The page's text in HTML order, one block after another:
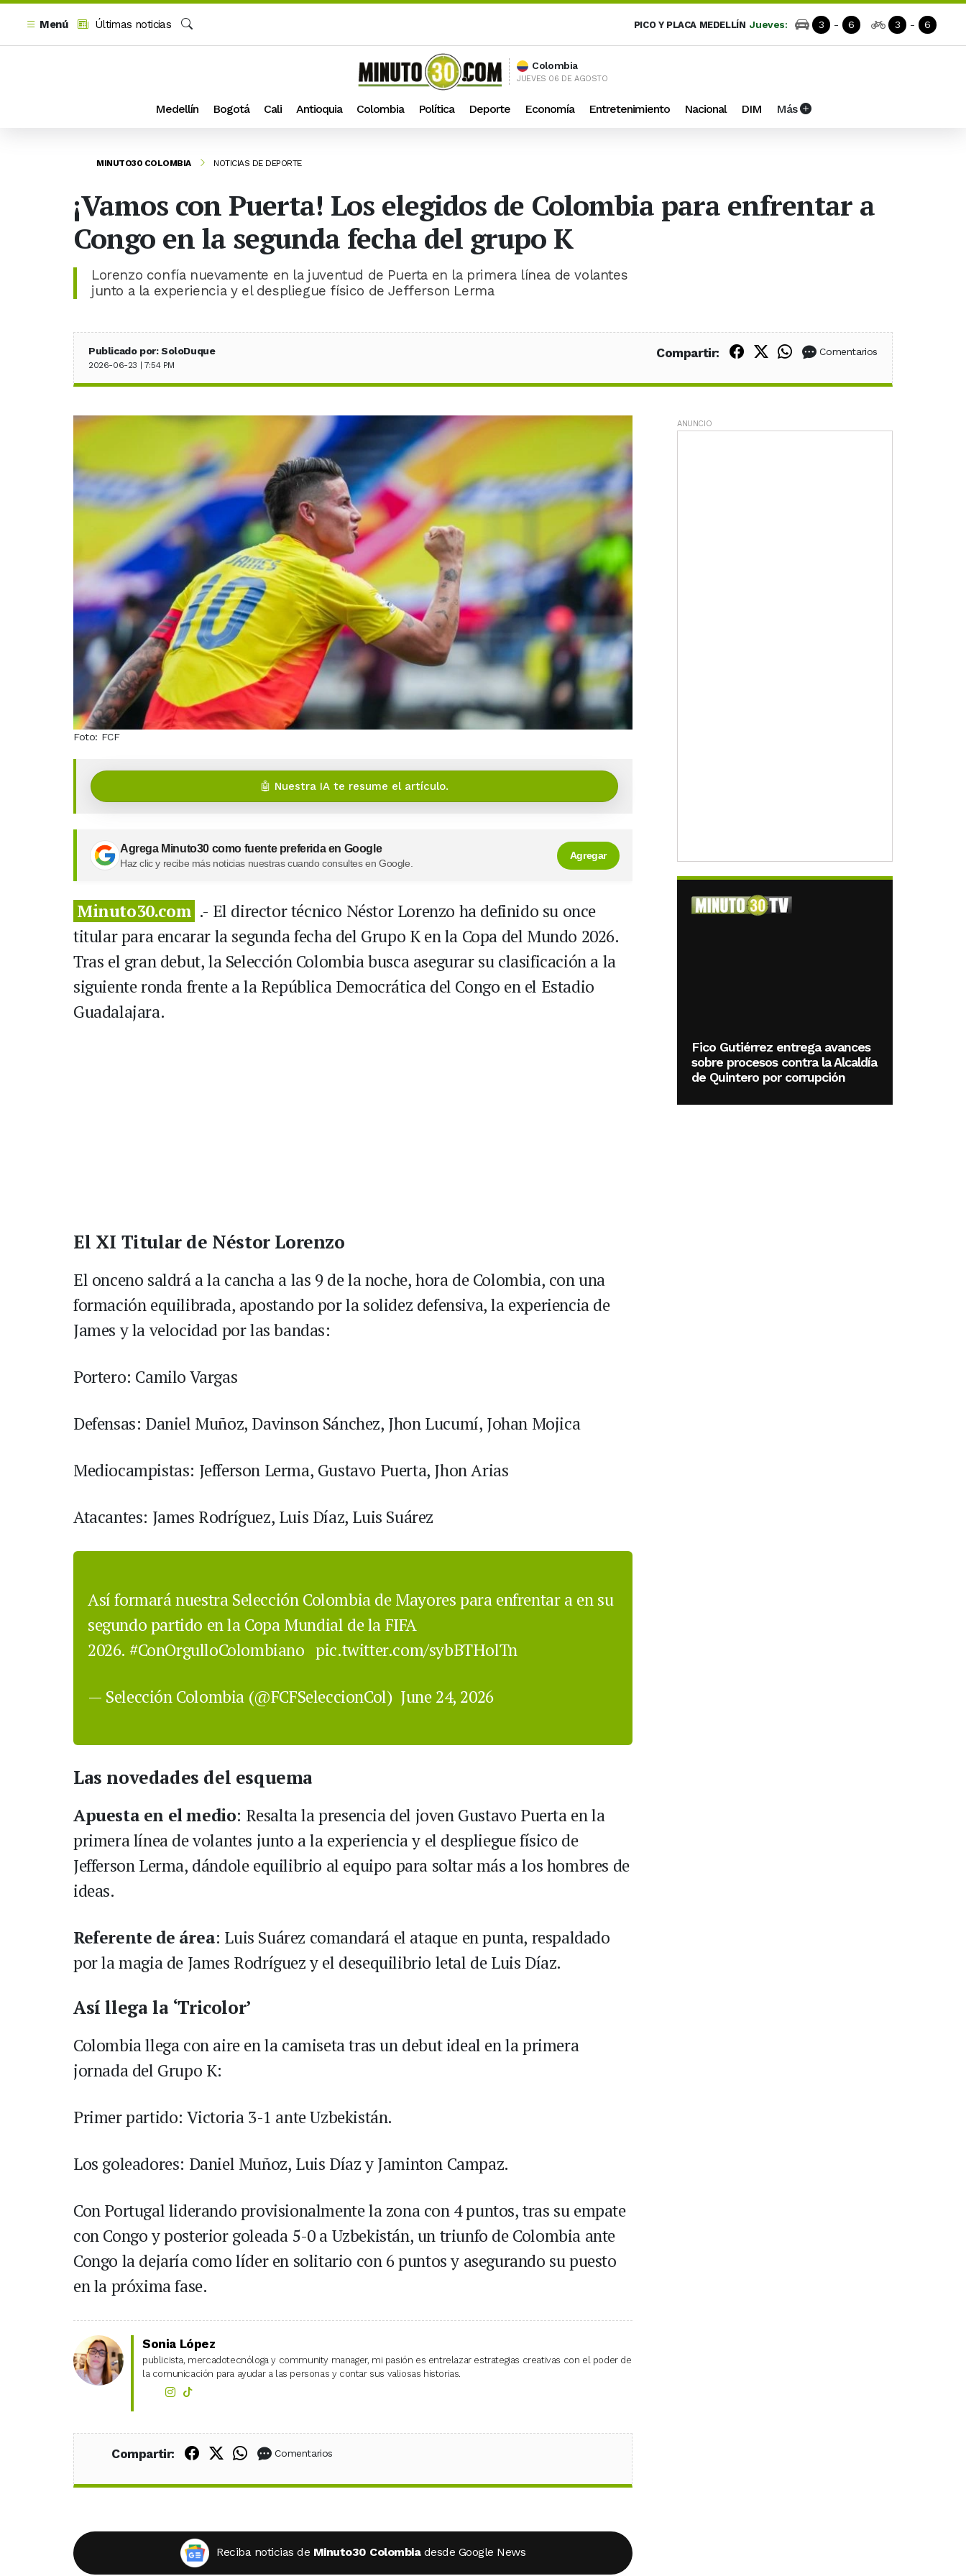
Menú
Últimas noticias
PICO Y PLACA MEDELLÍN Jueves: 3 - 6 3 - 6
Colombia
JUEVES 06 DE AGOSTO
Medellín Bogotá Cali Antioquia Colombia Política Deporte Economía Entretenimiento Nacional DIM Más
MINUTO30 COLOMBIA NOTICIAS DE DEPORTE
¡Vamos con Puerta! Los elegidos de Colombia para enfrentar a
Congo en la segunda fecha del grupo K
Lorenzo confía nuevamente en la juventud de Puerta en la primera línea de volantes
junto a la experiencia y el despliegue físico de Jefferson Lerma
Publicado por: SoloDuque
2026-06-23 | 7:54 PM
Compartir: Compartir en Facebook
Compartir en X (Twitter)
Compartir en WhatsApp
Comentarios
Foto: FCF
🤖 Nuestra IA te resume el artículo.
Agrega Minuto30 como fuente preferida en Google
Haz clic y recibe más noticias nuestras cuando consultes en Google.
Agregar
Minuto30.com .- El director técnico Néstor Lorenzo ha definido su once
titular para encarar la segunda fecha del Grupo K en la Copa del Mundo 2026.
Tras el gran debut, la Selección Colombia busca asegurar su clasificación a la
siguiente ronda frente a la República Democrática del Congo en el Estadio
Guadalajara.
El XI Titular de Néstor Lorenzo
El onceno saldrá a la cancha a las 9 de la noche, hora de Colombia, con una
formación equilibrada, apostando por la solidez defensiva, la experiencia de
James y la velocidad por las bandas:
Portero: Camilo Vargas
Defensas: Daniel Muñoz, Davinson Sánchez, Jhon Lucumí, Johan Mojica
Mediocampistas: Jefferson Lerma, Gustavo Puerta, Jhon Arias
Atacantes: James Rodríguez, Luis Díaz, Luis Suárez
Así formará nuestra Selección Colombia de Mayores para enfrentar a en su
segundo partido en la Copa Mundial de la FIFA
2026. #ConOrgulloColombiano pic.twitter.com/sybBTHolTn
— Selección Colombia (@FCFSeleccionCol) June 24, 2026
Las novedades del esquema
Apuesta en el medio: Resalta la presencia del joven Gustavo Puerta en la
primera línea de volantes junto a la experiencia y el despliegue físico de
Jefferson Lerma, dándole equilibrio al equipo para soltar más a los hombres de
ideas.
Referente de área: Luis Suárez comandará el ataque en punta, respaldado
por la magia de James Rodríguez y el desequilibrio letal de Luis Díaz.
Así llega la ‘Tricolor’
Colombia llega con aire en la camiseta tras un debut ideal en la primera
jornada del Grupo K:
Primer partido: Victoria 3-1 ante Uzbekistán.
Los goleadores: Daniel Muñoz, Luis Díaz y Jaminton Campaz.
Con Portugal liderando provisionalmente la zona con 4 puntos, tras su empate
con Congo y posterior goleada 5-0 a Uzbekistán, un triunfo de Colombia ante
Congo la dejaría como líder en solitario con 6 puntos y asegurando su puesto
en la próxima fase.
Sonia López
publicista, mercadotecnóloga y community manager, mi pasión es entrelazar estrategias creativas con el poder de
la comunicación para ayudar a las personas y contar sus valiosas historias.
Compartir: Compartir en Facebook
Compartir en X (Twitter)
Compartir en WhatsApp
Comentarios
Reciba noticias de Minuto30 Colombia desde Google News
ANUNCIO
Fico Gutiérrez entrega avances
sobre procesos contra la Alcaldía
de Quintero por corrupción